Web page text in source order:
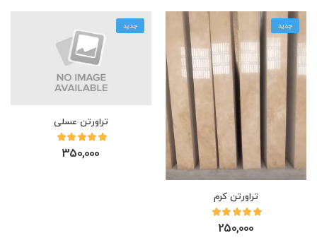
جدید
تراورتن کرم
250,000
جدید
تراورتن عسلی
350,000